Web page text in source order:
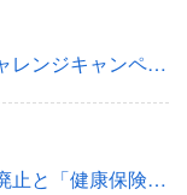
健康ポイントプログラム『生活習慣チャレンジキャンペーン』のお知らせ 202512-202602
【重要なお知らせ】「健康保険証」の廃止と「健康保険資格確認書」の交付について